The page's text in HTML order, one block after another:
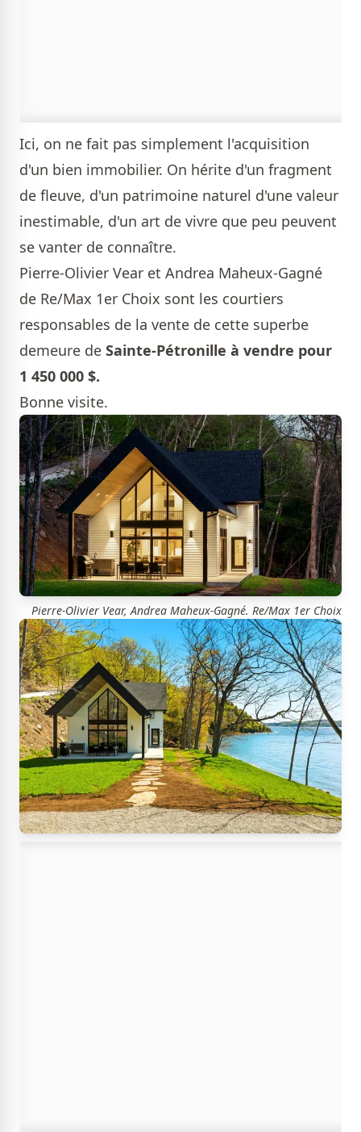
Ici, on ne fait pas simplement l'acquisition
d'un bien immobilier. On hérite d'un fragment
de fleuve, d'un patrimoine naturel d'une valeur
inestimable, d'un art de vivre que peu peuvent
se vanter de connaître.
Pierre-Olivier Vear et Andrea Maheux-Gagné
de Re/Max 1er Choix sont les courtiers
responsables de la vente de cette superbe
demeure de Sainte-Pétronille à vendre pour
1 450 000 $.
Bonne visite.
Pierre-Olivier Vear, Andrea Maheux-Gagné. Re/Max 1er Choix